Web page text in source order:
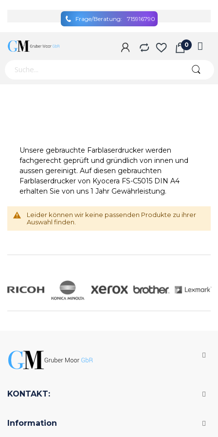
Frage/Beratung: 715916790
Unsere gebrauchte Farblaserdrucker werden
fachgerecht geprüft und gründlich von innen und
aussen gereinigt. Auf diesen gebrauchten
Farblaserdrucker von Kyocera FS-C5015 DIN A4
erhalten Sie von uns 1 Jahr Gewährleistung.
Leider können wir keine passenden Produkte zu ihrer
Auswahl finden.
KONTAKT:
Information